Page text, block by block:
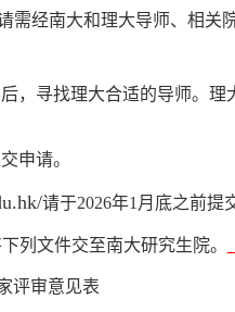
需经南大和理大导师、相关
，寻找理大合适的导师。理
申请。
请于2026年1 月底之前提
列文件交至南大研究生院。
评审意见表